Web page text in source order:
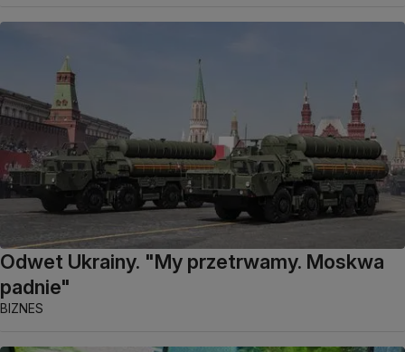
Odwet Ukrainy. "My przetrwamy. Moskwa
padnie"
BIZNES